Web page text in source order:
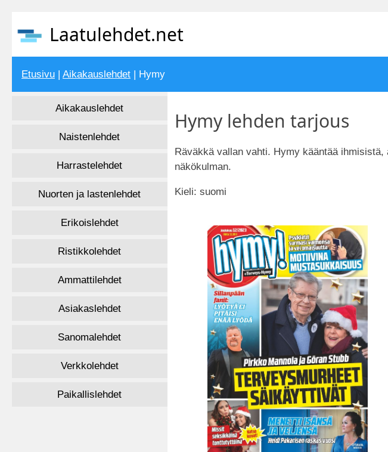
Laatulehdet.net
Etusivu Aikakauslehdet | Hymy
Aikakauslehdet
Naistenlehdet
Harrastelehdet
Nuorten ja lastenlehdet
Erikoislehdet
Ristikkolehdet
Ammattilehdet
Asiakaslehdet
Sanomalehdet
Verkkolehdet
Paikallislehdet
Hymy lehden tarjous
Räväkkä vallan vahti. Hymy kääntää
näkökulman.
Kieli: suomi